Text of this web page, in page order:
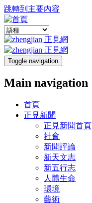
跳轉到主要內容
Toggle navigation
Main navigation
首頁
正見新聞
正見新聞首頁
社會
新聞評論
新天文志
新五行志
人體生命
環境
藝術